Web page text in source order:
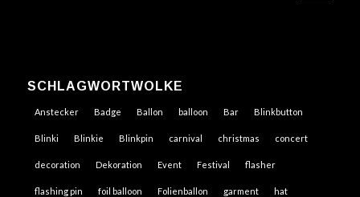
SCHLAGWORTWOLKE
Anstecker Badge Ballon balloon Bar Blinkbutton
Blinki Blinkie Blinkpin carnival christmas concert
decoration Dekoration Event Festival flasher
flashing pin foil balloon Folienballon garment hat